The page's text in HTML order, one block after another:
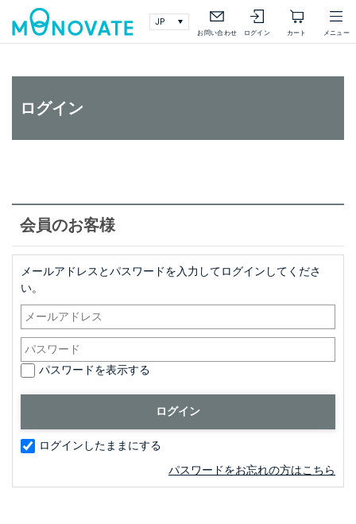
お問い合わせ ログイン カート メニュー
検索 詳細検索
ログイン
会員のお客様
メールアドレスとパスワードを入力してログインしてくださ
い。
パスワードを表示する
ログインしたままにする
パスワードをお忘れの方はこちら